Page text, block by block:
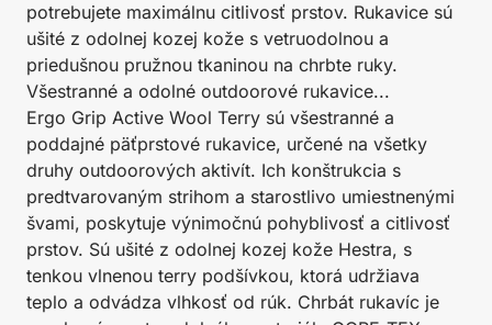
potrebujete maximálnu citlivosť prstov. Rukavice sú
ušité z odolnej kozej kože s vetruodolnou a
priedušnou pružnou tkaninou na chrbte ruky.
Všestranné a odolné outdoorové rukavice...
Ergo Grip Active Wool Terry sú všestranné a
poddajné päťprstové rukavice, určené na všetky
druhy outdoorových aktivít. Ich konštrukcia s
predtvarovaným strihom a starostlivo umiestnenými
švami, poskytuje výnimočnú pohyblivosť a citlivosť
prstov. Sú ušité z odolnej kozej kože Hestra, s
tenkou vlnenou terry podšívkou, ktorá udržiava
teplo a odvádza vlhkosť od rúk. Chrbát rukavíc je